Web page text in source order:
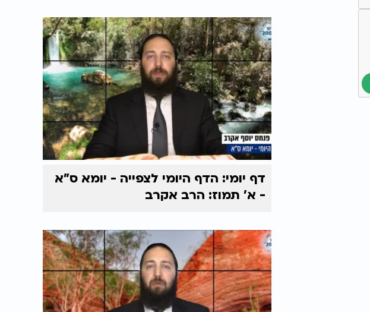
דף יומי: הדף היומי לצפייה - יומא ס"א
- א' תמוז: הרב אקרב